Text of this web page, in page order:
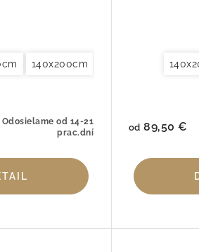
260x240cm Obliečky na
140x220+70x90+40x80cm
140x200cm
Odosielame od 14-21
prac.dní
od 89,50 €